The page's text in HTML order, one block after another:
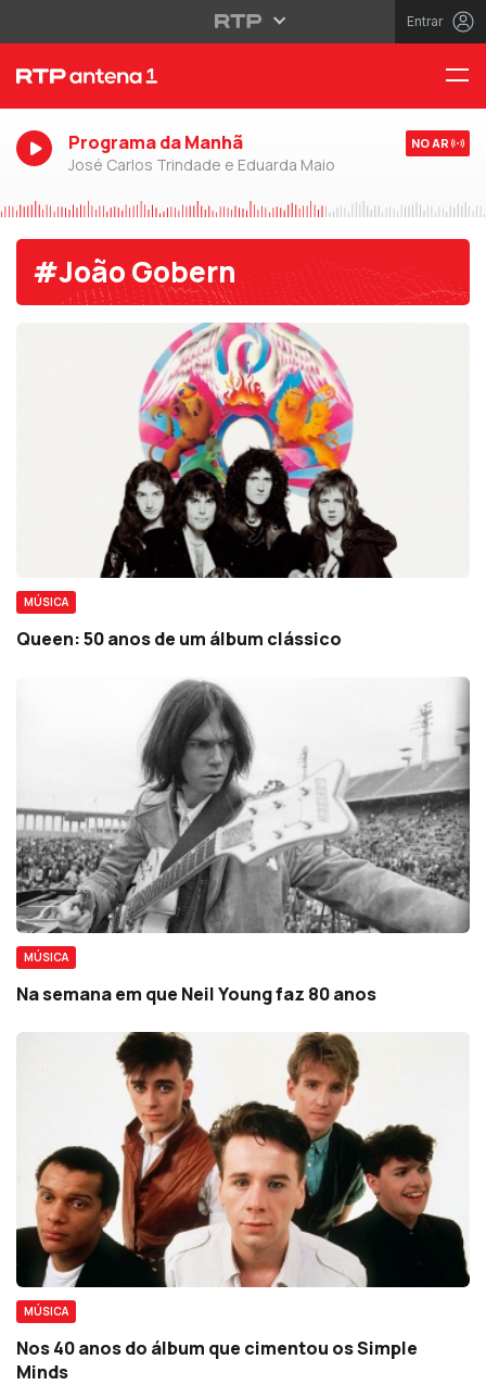
Entrar
Programa da Manhã
José Carlos Trindade e Eduarda Maio
NO AR
#João Gobern
MÚSICA
Queen: 50 anos de um álbum clássico
MÚSICA
Na semana em que Neil Young faz 80 anos
MÚSICA
Nos 40 anos do álbum que cimentou os Simple
Minds